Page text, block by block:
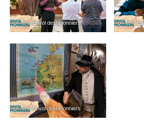
– © © Envol desl Pionniers – © ©
– © © Envol desl Pionniers